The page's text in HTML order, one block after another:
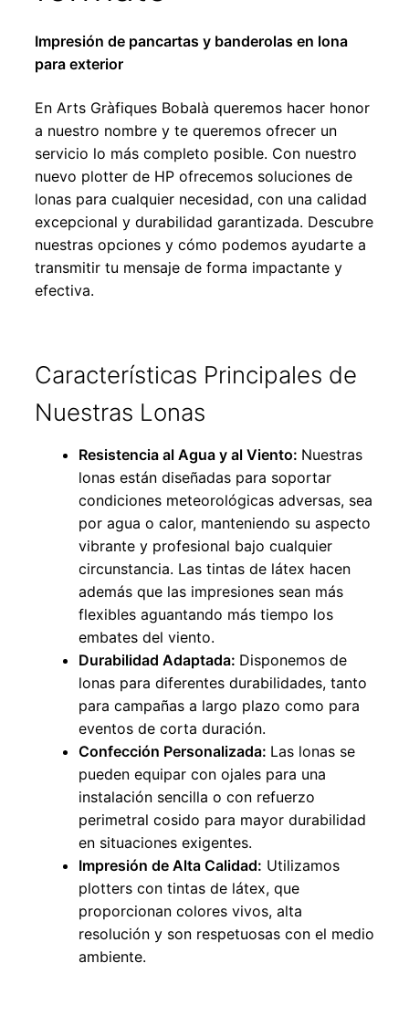
el
Impresión de pancartas y banderolas en lona
para exterior
En Arts Gràfiques Bobalà queremos hacer honor
a nuestro nombre y te queremos ofrecer un
servicio lo más completo posible. Con nuestro
nuevo plotter de HP ofrecemos soluciones de
lonas para cualquier necesidad, con una calidad
excepcional y durabilidad garantizada. Descubre
nuestras opciones y cómo podemos ayudarte a
transmitir tu mensaje de forma impactante y
efectiva.
Características Principales de
Nuestras Lonas
Resistencia al Agua y al Viento: Nuestras
lonas están diseñadas para soportar
condiciones meteorológicas adversas, sea
por agua o calor, manteniendo su aspecto
vibrante y profesional bajo cualquier
circunstancia. Las tintas de látex hacen
además que las impresiones sean más
flexibles aguantando más tiempo los
embates del viento.
Durabilidad Adaptada: Disponemos de
lonas para diferentes durabilidades, tanto
para campañas a largo plazo como para
eventos de corta duración.
Confección Personalizada: Las lonas se
pueden equipar con ojales para una
instalación sencilla o con refuerzo
perimetral cosido para mayor durabilidad
en situaciones exigentes.
Impresión de Alta Calidad: Utilizamos
plotters con tintas de látex, que
proporcionan colores vivos, alta
resolución y son respetuosas con el medio
ambiente.